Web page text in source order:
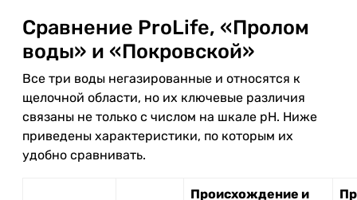
Сравнение ProLife, «Пролом
воды» и «Покровской»
Все три воды негазированные и относятся к
щелочной области, но их ключевые различия
связаны не только с числом на шкале pH. Ниже
приведены характеристики, по которым их
удобно сравнивать.
Происхождение и